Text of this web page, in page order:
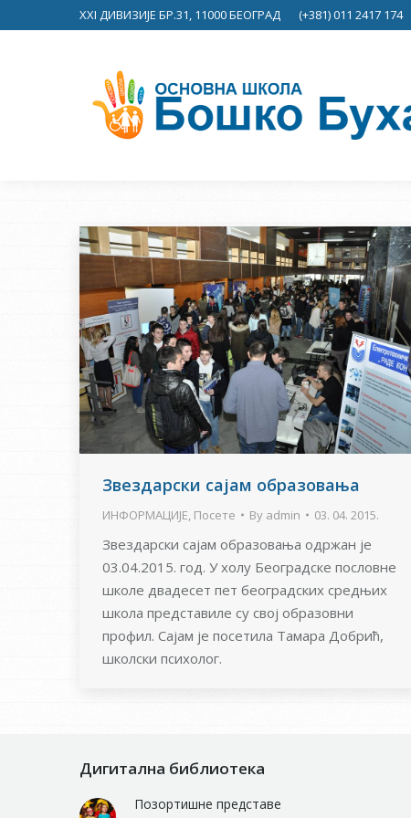
XXI ДИВИЗИЈЕ БР.31, 11000 БЕОГРАД (+381) 011 2417 174
Звездарски сајам образовања
ИНФОРМАЦИЈЕ, Посете By admin 03. 04. 2015.
Звездарски сајам образовања одржан је
03.04.2015. год. У холу Београдске пословне
школе двадесет пет београдских средњих
школа представиле су свој образовни
профил. Сајам је посетила Тамара Добрић,
школски психолог.
Дигитална библиотека
Позортишне представе